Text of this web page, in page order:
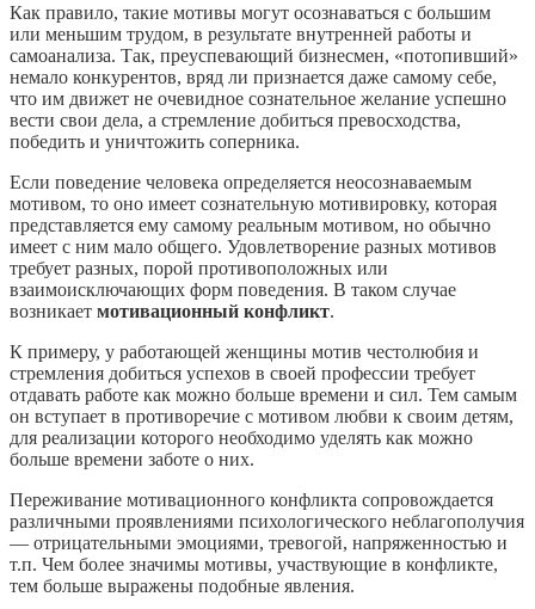
Как правило, такие мотивы могут осознаваться с большим
или меньшим трудом, в результате внутренней работы и
самоанализа. Так, преуспевающий бизнесмен, «потопивший»
немало конкурентов, вряд ли признается даже самому себе,
что им движет не очевидное сознательное желание успешно
вести свои дела, а стремление добиться превосходства,
победить и уничтожить соперника.
Если поведение человека определяется неосознаваемым
мотивом, то оно имеет сознательную мотивировку, которая
представляется ему самому реальным мотивом, но обычно
имеет с ним мало общего. Удовлетворение разных мотивов
требует разных, порой противоположных или
взаимоисключающих форм поведения. В таком случае
возникает мотивационный конфликт.
К примеру, у работающей женщины мотив честолюбия и
стремления добиться успехов в своей профессии требует
отдавать работе как можно больше времени и сил. Тем самым
он вступает в противоречие с мотивом любви к своим детям,
для реализации которого необходимо уделять как можно
больше времени заботе о них.
Переживание мотивационного конфликта сопровождается
различными проявлениями психологического неблагополучия
— отрицательными эмоциями, тревогой, напряженностью и
т.п. Чем более значимы мотивы, участвующие в конфликте,
тем больше выражены подобные явления.